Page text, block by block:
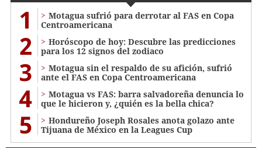
1
Motagua sufrió para derrotar al FAS en Copa
Centroamericana
2
Horóscopo de hoy: Descubre las predicciones
para los 12 signos del zodiaco
3
Motagua sin el respaldo de su afición, sufrió
ante el FAS en Copa Centroamericana
4
Motagua vs FAS: barra salvadoreña denuncia lo
que le hicieron y, ¿quién es la bella chica?
5
Hondureño Joseph Rosales anota golazo ante
Tijuana de México en la Leagues Cup